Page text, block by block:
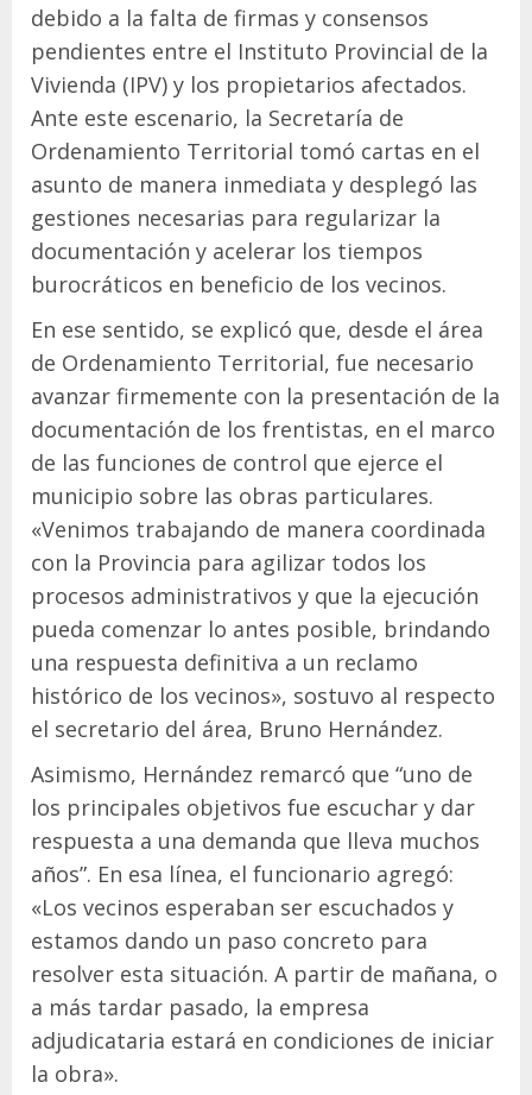
debido a la falta de firmas y consensos
pendientes entre el Instituto Provincial de la
Vivienda (IPV) y los propietarios afectados.
Ante este escenario, la Secretaría de
Ordenamiento Territorial tomó cartas en el
asunto de manera inmediata y desplegó las
gestiones necesarias para regularizar la
documentación y acelerar los tiempos
burocráticos en beneficio de los vecinos.
En ese sentido, se explicó que, desde el área
de Ordenamiento Territorial, fue necesario
avanzar firmemente con la presentación de la
documentación de los frentistas, en el marco
de las funciones de control que ejerce el
municipio sobre las obras particulares.
«Venimos trabajando de manera coordinada
con la Provincia para agilizar todos los
procesos administrativos y que la ejecución
pueda comenzar lo antes posible, brindando
una respuesta definitiva a un reclamo
histórico de los vecinos», sostuvo al respecto
el secretario del área, Bruno Hernández.
Asimismo, Hernández remarcó que “uno de
los principales objetivos fue escuchar y dar
respuesta a una demanda que lleva muchos
años”. En esa línea, el funcionario agregó:
«Los vecinos esperaban ser escuchados y
estamos dando un paso concreto para
resolver esta situación. A partir de mañana, o
a más tardar pasado, la empresa
adjudicataria estará en condiciones de iniciar
la obra».